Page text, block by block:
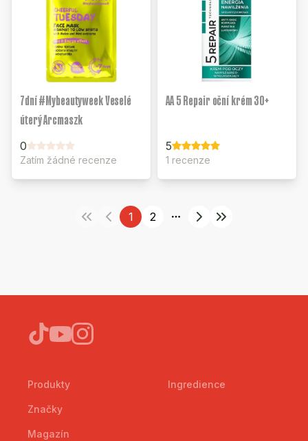
7dní #Mybeautyweek Veselé
úterý Arcmaszk
0
Zatím žádné recenze
AA 5 Repair oční krém 30+
5
1 recenze
1 2
More pages
Produkty
Značky
Magazín
Ingredience